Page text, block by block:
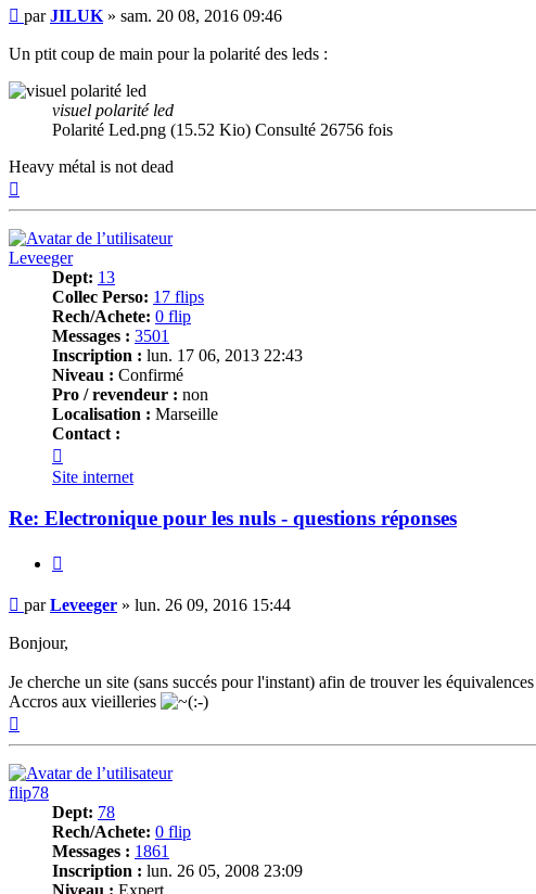
Message
parJILUK » sam. 20 08, 2016 09:46
Un ptit coup de main pour la polarité des leds :
visuel polarité led
Polarité Led.png (15.52 Kio) Consulté 26756 fois
Heavy métal is not dead
Leveeger
Dept: 13
Collec Perso: 17 flips
Rech/Achete: 0 flip
Messages : 3501
Inscription : lun. 17 06, 2013 22:43
Niveau : Confirmé
Pro / revendeur : non
Localisation : Marseille
Contact :
Leveeger
Site internet
Re: Electronique pour les nuls - questions réponses
Message
parLeveeger » lun. 26 09, 2016 15:44
Bonjour,
Je cherche un site (sans succés pour l'instant) afin de trouver les
Accros aux vieilleries
flip78
Dept: 78
Rech/Achete: 0 flip
Messages : 1861
Inscription : lun. 26 05, 2008 23:09
Niveau : Expert